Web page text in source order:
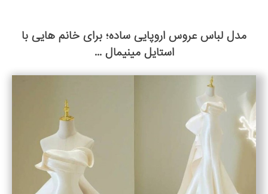
مدل لباس عروس اروپایی ساده؛ برای خانم هایی با
استایل مینیمال ...